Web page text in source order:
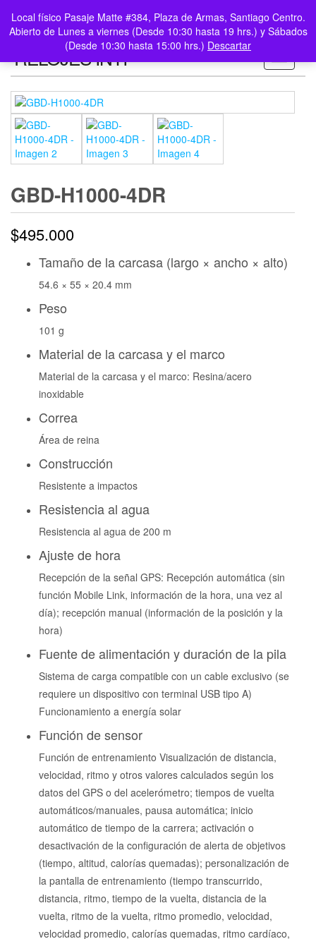
Local físico Pasaje Matte #384, Plaza de Armas, Santiago Centro.
Abierto de Lunes a viernes (Desde 10:30 hasta 19 hrs.) y Sábados
(Desde 10:30 hasta 15:00 hrs.) Descartar
LOGIN /
REGISTER
0
$0
Toggle
RELOJES INTI
GBD-H1000-4DR
$495.000
Tamaño de la carcasa (largo × ancho × alto)
54.6 × 55 × 20.4 mm
Peso
101 g
Material de la carcasa y el marco
Material de la carcasa y el marco: Resina/acero
inoxidable
Correa
Área de reina
Construcción
Resistente a impactos
Resistencia al agua
Resistencia al agua de 200 m
Ajuste de hora
Recepción de la señal GPS: Recepción automática (sin
función Mobile Link, información de la hora, una vez al
día); recepción manual (información de la posición y la
hora)
Fuente de alimentación y duración de la pila
Sistema de carga compatible con un cable exclusivo (se
requiere un dispositivo con terminal USB tipo A)
Funcionamiento a energía solar
Función de sensor
Función de entrenamiento Visualización de distancia,
velocidad, ritmo y otros valores calculados según los
datos del GPS o del acelerómetro; tiempos de vuelta
automáticos/manuales, pausa automática; inicio
automático de tiempo de la carrera; activación o
desactivación de la configuración de alerta de objetivos
(tiempo, altitud, calorías quemadas); personalización de
la pantalla de entrenamiento (tiempo transcurrido,
distancia, ritmo, tiempo de la vuelta, distancia de la
vuelta, ritmo de la vuelta, ritmo promedio, velocidad,
velocidad promedio, calorías quemadas, ritmo cardíaco,